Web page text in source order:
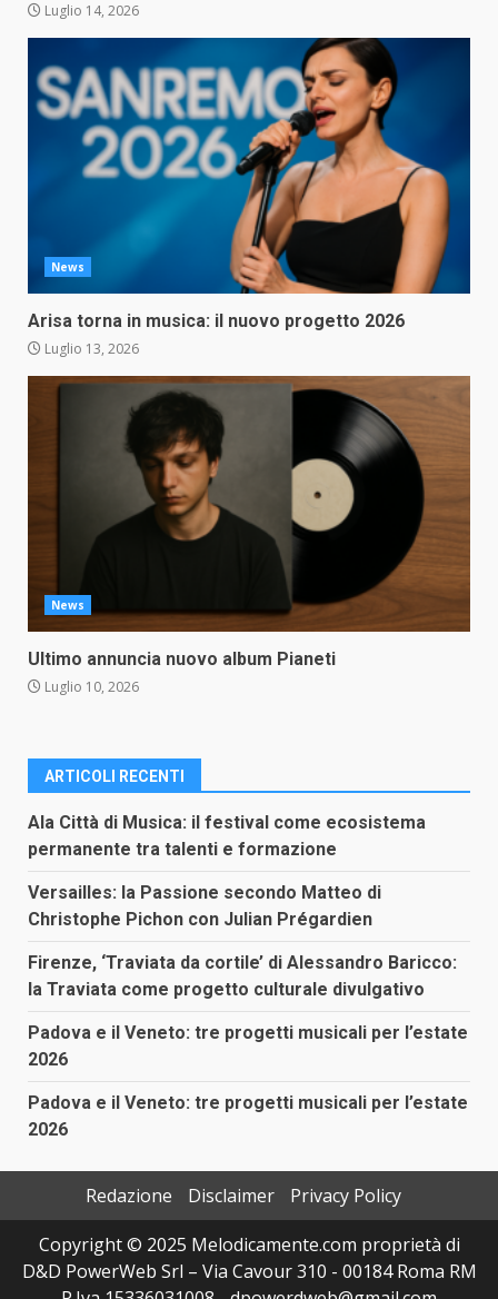
Luglio 14, 2026
News
Arisa torna in musica: il nuovo progetto 2026
Luglio 13, 2026
News
Ultimo annuncia nuovo album Pianeti
Luglio 10, 2026
ARTICOLI RECENTI
Ala Città di Musica: il festival come ecosistema
permanente tra talenti e formazione
Versailles: la Passione secondo Matteo di
Christophe Pichon con Julian Prégardien
Firenze, ‘Traviata da cortile’ di Alessandro Baricco:
la Traviata come progetto culturale divulgativo
Padova e il Veneto: tre progetti musicali per l’estate
2026
Padova e il Veneto: tre progetti musicali per l’estate
2026
Redazione Disclaimer
Privacy Policy
Copyright © 2025 Melodicamente.com proprietà di
D&D PowerWeb Srl – Via Cavour 310 - 00184 Roma RM